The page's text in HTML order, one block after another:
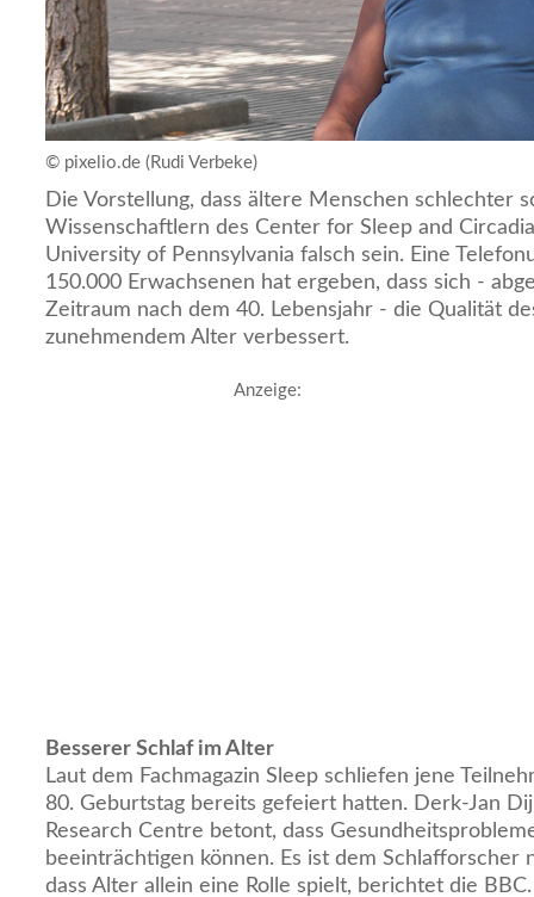
© pixelio.de (Rudi Verbeke)
Die Vorstellung, dass ältere Menschen schlechter
Wissenschaftlern des Center for Sleep and
University of Pennsylvania falsch sein. Eine
150.000 Erwachsenen hat ergeben, dass sich -
Zeitraum nach dem 40. Lebensjahr - die Qualität
zunehmendem Alter verbessert.
Anzeige:
Besserer Schlaf im Alter
Laut dem Fachmagazin Sleep schliefen jene
80. Geburtstag bereits gefeiert hatten. Derk-Jan
Research Centre betont, dass
beeinträchtigen können. Es ist dem Schlafforscher
dass Alter allein eine Rolle spielt, berichtet die BBC.